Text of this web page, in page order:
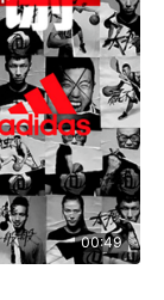
00:49